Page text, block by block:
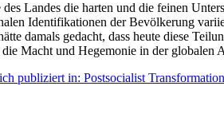
Landes die harten und die feinen
Identifikationen der Bevölkerung
damals gedacht, dass heute diese
Macht und Hegemonie in der globalen
publiziert in: Postsocialist